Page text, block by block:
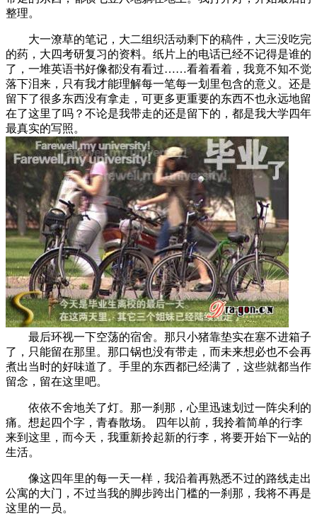
整理。
大一潦草的笔记，大二组织活动剩下的稿件，大三没吃完
的药，大四考研复习的资料。纸片上的电话已经不记得是谁的
了，一堆英语书好像都没有看过……看着看着，我竟不知不觉
落下泪来，只有我才能理解每一笔每一划里包含的意义。还是
留下了很多东西没有拿走，可更多更重要的东西不也永远地留
在了这里了吗？不论是我带走的还是留下的，都是我大学四年
最真实的写照。
最后环视一下空荡的宿舍。那只小猪靠垫实在塞不进箱子
了，只能留在那里。那口锅也没有带走，而未来想必也不会再
煮出当时的好味道了。手里的东西都已经满了，这些就都当作
留念，留在这里吧。
依依不舍地关了灯。那一刹那，心里迅速划过一阵尖利的
痛。想起四个字，青春散场。 四年以前，我拎着简单的行李
来到这里，而今天，我重新拎起新的行李，将要开始下一站的
生活。
像这四年里的每一天一样，我沿着再熟悉不过的路线走出
公寓的大门，不过当我的脚步跨出门槛的一刹那，我将不再是
这里的一员。